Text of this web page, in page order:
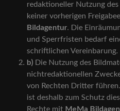
redaktioneller Nutzung
keiner vorherigen
Bildagentur. Die
und Sperrfristen bedarf
schriftlichen Vereinbarung.
b) Die Nutzung des
nichtredaktionellen
von Rechten Dritter
ist deshalb zum Schutz
Rechte mit MeMa